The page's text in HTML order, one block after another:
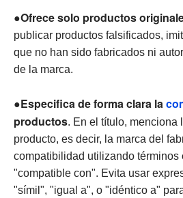
●Ofrece solo productos
publicar productos falsificados,
que no han sido fabricados ni
de la marca.
●Especifica de forma clara la
productos. En el título, menciona
producto, es decir, la marca del
compatibilidad utilizando términos
"compatible con". Evita usar
"símil", "igual a", o "idéntico a"